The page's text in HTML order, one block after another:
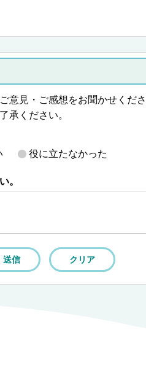
意見・ご感想をお聞かせくださ
承ください。
役に立たなかった
。